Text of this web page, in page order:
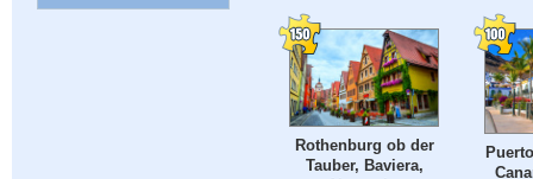
Rothenburg ob der
Tauber, Baviera,